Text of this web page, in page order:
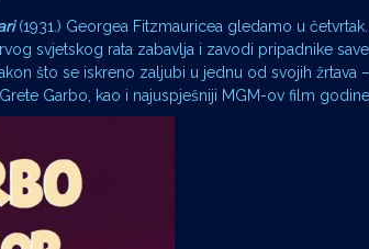
(1931.) Georgea Fitzmauricea gledamo u
svjetskog rata zabavlja i zavodi pripadnike
što se iskreno zaljubi u jednu od svojih žrtava
Garbo, kao i najuspješniji MGM-ov film